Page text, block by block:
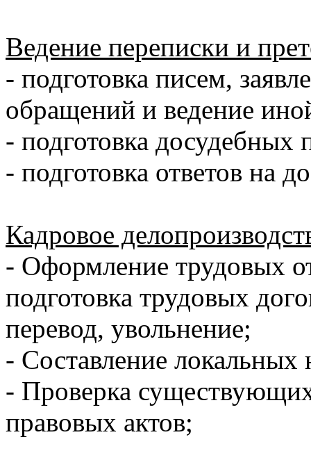
Ведение переписки и
- подготовка писем,
обращений и ведение
- подготовка досудебных
- подготовка ответов на
Кадровое
- Оформление трудовых
подготовка трудовых
перевод, увольнение;
- Составление
- Проверка
правовых актов;